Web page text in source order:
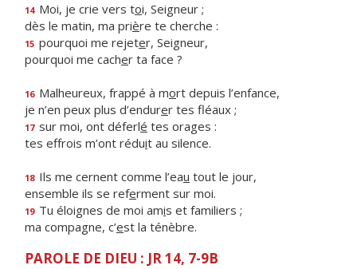
14 Moi, je crie vers toi, Seigneur ;
dès le matin, ma prière te cherche :
15 pourquoi me rejeter, Seigneur,
pourquoi me cacher ta face ?
16 Malheureux, frappé à mort depuis l’enfance,
je n’en peux plus d’endurer tes fléaux ;
17 sur moi, ont déferlé tes orages :
tes effrois m’ont réduit au silence.
18 Ils me cernent comme l’eau tout le jour,
ensemble ils se referment sur moi.
19 Tu éloignes de moi amis et familiers ;
ma compagne, c’est la ténèbre.
PAROLE DE DIEU : JR 14, 7-9B